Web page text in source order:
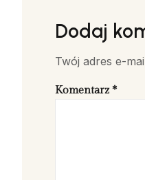
Dodaj
Twój adres e-
Komentarz*